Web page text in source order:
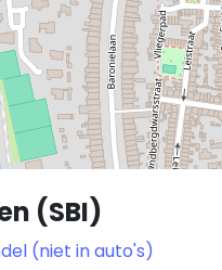
(SBI)
(niet in auto's)